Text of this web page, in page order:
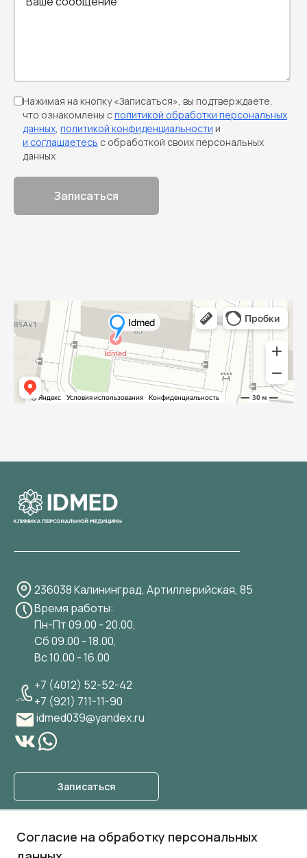
Нажимая на кнопку «Записаться», вы подтверждаете,
что ознакомлены сполитикой обработки персональных
данных политикой конфиденциальности и
и соглашаетесь с обработкой своих персональных
данных
Записаться
236038 Калининград, Артиллерийская, 85
Время работы:
Пн-Пт 09.00 - 20.00,
Сб 09.00 - 18.00,
Вс 10.00 - 16.00
+7 (4012) 52-52-42
+7 (921) 711-11-90
idmed039@yandex.ru
Записаться
О клинике
Согласие на обработку персональных